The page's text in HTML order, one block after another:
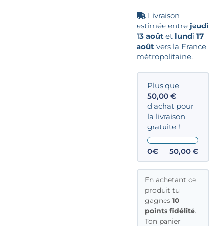
Livraison
estimée entre jeudi
13 août et lundi 17
août vers la France
métropolitaine.
Plus que
50,00 €
d'achat pour
la livraison
gratuite !
0€ 50,00 €
En achetant ce
produit tu
gagnes 10
points fidélité.
Ton panier